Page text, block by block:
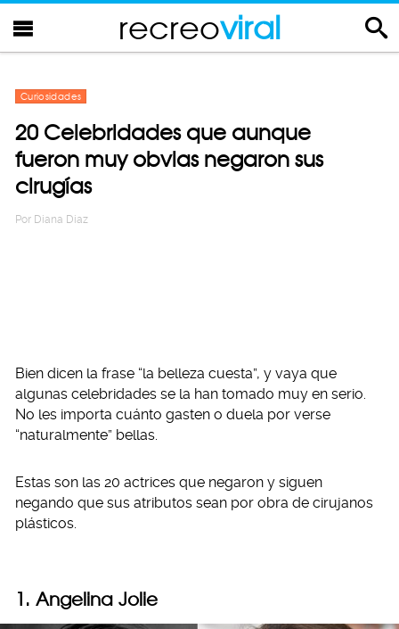
recreoviral
Curiosidades
20 Celebridades que aunque
fueron muy obvias negaron sus
cirugías
Por Diana Diaz
Bien dicen la frase “la belleza cuesta”, y vaya que
algunas celebridades se la han tomado muy en serio.
No les importa cuánto gasten o duela por verse
“naturalmente” bellas.
Estas son las 20 actrices que negaron y siguen
negando que sus atributos sean por obra de cirujanos
plásticos.
1. Angelina Jolie